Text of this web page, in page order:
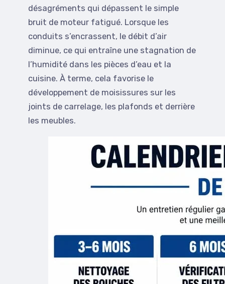
désagréments qui dépassent le simple
bruit de moteur fatigué. Lorsque les
conduits s’encrassent, le débit d’air
diminue, ce qui entraîne une stagnation de
l’humidité dans les pièces d’eau et la
cuisine. À terme, cela favorise le
développement de moisissures sur les
joints de carrelage, les plafonds et derrière
les meubles.